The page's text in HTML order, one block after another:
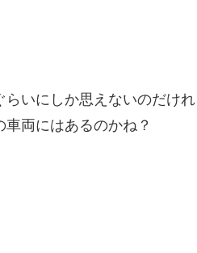
いにしか思えないのだけれ
両にはあるのかね？